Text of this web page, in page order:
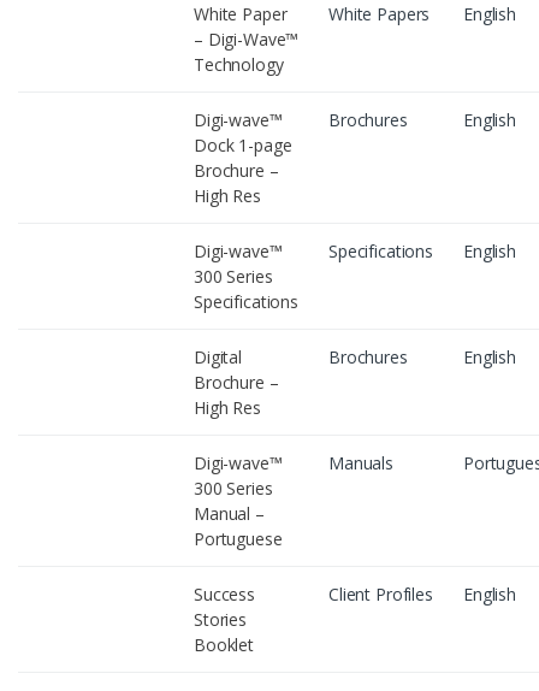
White Paper
– Digi-Wave™
Technology
White Papers English
Digi-wave™
Dock 1-page
Brochure –
High Res
Brochures English
Digi-wave™
300 Series
Specifications
Specifications English
Digital
Brochure –
High Res
Brochures English
Digi-wave™
300 Series
Manual –
Portuguese
Manuals
Success
Stories
Booklet
Client Profiles English